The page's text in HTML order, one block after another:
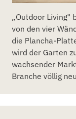
„Outdoor Living"
von den vier
die Plancha-
wird der Garten
wachsender
Branche völlig